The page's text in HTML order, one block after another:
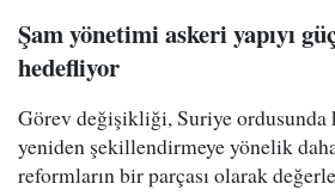
Şam yönetimi askeri yapıyı
hedefliyor
Görev değişikliği, Suriye ordusunda
yeniden şekillendirmeye yönelik
reformların bir parçası olarak